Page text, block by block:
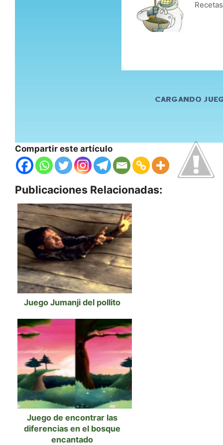
Compartir este artículo
Publicaciones Relacionadas:
Juego Jumanji del pollito
Juego de encontrar las
diferencias en el bosque
encantado